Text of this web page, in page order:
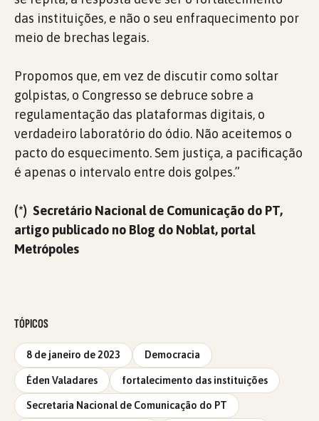
das instituições, e não o seu enfraquecimento por
meio de brechas legais.
Propomos que, em vez de discutir como soltar
golpistas, o Congresso se debruce sobre a
regulamentação das plataformas digitais, o
verdadeiro laboratório do ódio. Não aceitemos o
pacto do esquecimento. Sem justiça, a pacificação
é apenas o intervalo entre dois golpes.”
(*) Secretário Nacional de Comunicação do PT,
artigo publicado no Blog do Noblat, portal
Metrópoles
TÓPICOS
8 de janeiro de 2023 Democracia
Éden Valadares fortalecimento das instituições
Secretaria Nacional de Comunicação do PT